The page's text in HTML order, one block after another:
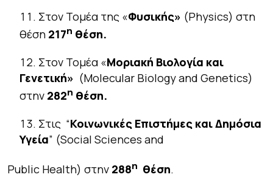
Στον Τομέα της «Φυσικής» (Physics) στη
θέση 217η θέση.
Στον Τομέα «Μοριακή Βιολογία και
Γενετική» (Molecular Biology and Genetics)
στην 282η θέση.
Στις “Κοινωνικές Επιστήμες και Δημόσια
Υγεία” (Social Sciences and
Public Health) στην 288η θέση.